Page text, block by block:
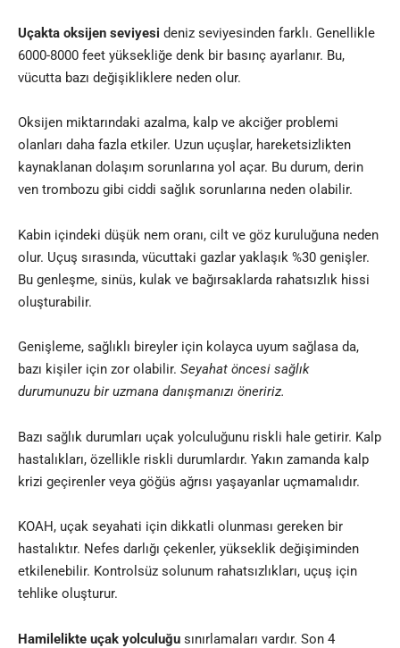
Uçakta oksijen seviyesi deniz seviyesinden farklı. Genellikle
6000-8000 feet yüksekliğe denk bir basınç ayarlanır. Bu,
vücutta bazı değişikliklere neden olur.
Oksijen miktarındaki azalma, kalp ve akciğer problemi
olanları daha fazla etkiler. Uzun uçuşlar, hareketsizlikten
kaynaklanan dolaşım sorunlarına yol açar. Bu durum, derin
ven trombozu gibi ciddi sağlık sorunlarına neden olabilir.
Kabin içindeki düşük nem oranı, cilt ve göz kuruluğuna neden
olur. Uçuş sırasında, vücuttaki gazlar yaklaşık %30 genişler.
Bu genleşme, sinüs, kulak ve bağırsaklarda rahatsızlık hissi
oluşturabilir.
Genişleme, sağlıklı bireyler için kolayca uyum sağlasa da,
bazı kişiler için zor olabilir. Seyahat öncesi sağlık
durumunuzu bir uzmana danışmanızı öneririz.
Bazı sağlık durumları uçak yolculuğunu riskli hale getirir. Kalp
hastalıkları, özellikle riskli durumlardır. Yakın zamanda kalp
krizi geçirenler veya göğüs ağrısı yaşayanlar uçmamalıdır.
KOAH, uçak seyahati için dikkatli olunması gereken bir
hastalıktır. Nefes darlığı çekenler, yükseklik değişiminden
etkilenebilir. Kontrolsüz solunum rahatsızlıkları, uçuş için
tehlike oluşturur.
Hamilelikte uçak yolculuğu sınırlamaları vardır. Son 4